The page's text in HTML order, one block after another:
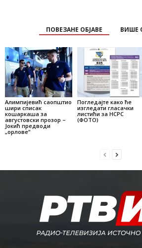
ПОВЕЗАНЕ ОБЈАВЕ ВИШЕ
Алимпијевић саопштио
шири списак
кошаркаша за
августовски прозор –
Јокић предводи
„орлове“
Погледајте како ће
изгледати гласачки
листићи за НСРС
(ФОТО)